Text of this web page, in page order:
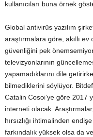
kullanıcıları buna örnek
Global antivirüs yazılım
araştırmalara göre, akıllı ev
güvenliğini pek önemsemiyor.
televizyonlarının
yapamadıklarını dile
bilmediklerini söylüyor.
Catalin Cosoi’ye göre 2017
interneti olacak.
hırsızlığı ihtimalinden
farkındalık yüksek olsa da